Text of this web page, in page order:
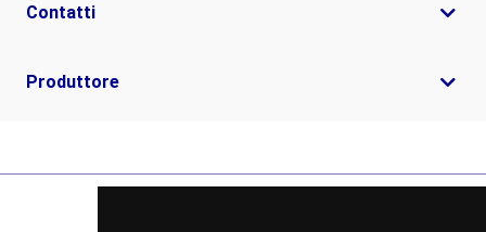
Contatti
Produttore